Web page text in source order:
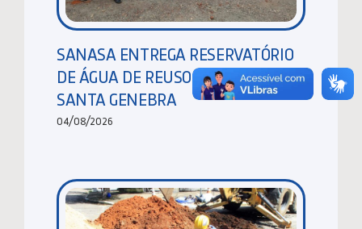
SANASA ENTREGA RESERVATÓRIO
DE ÁGUA DE REUSO NA MATA DE
SANTA GENEBRA
04/08/2026